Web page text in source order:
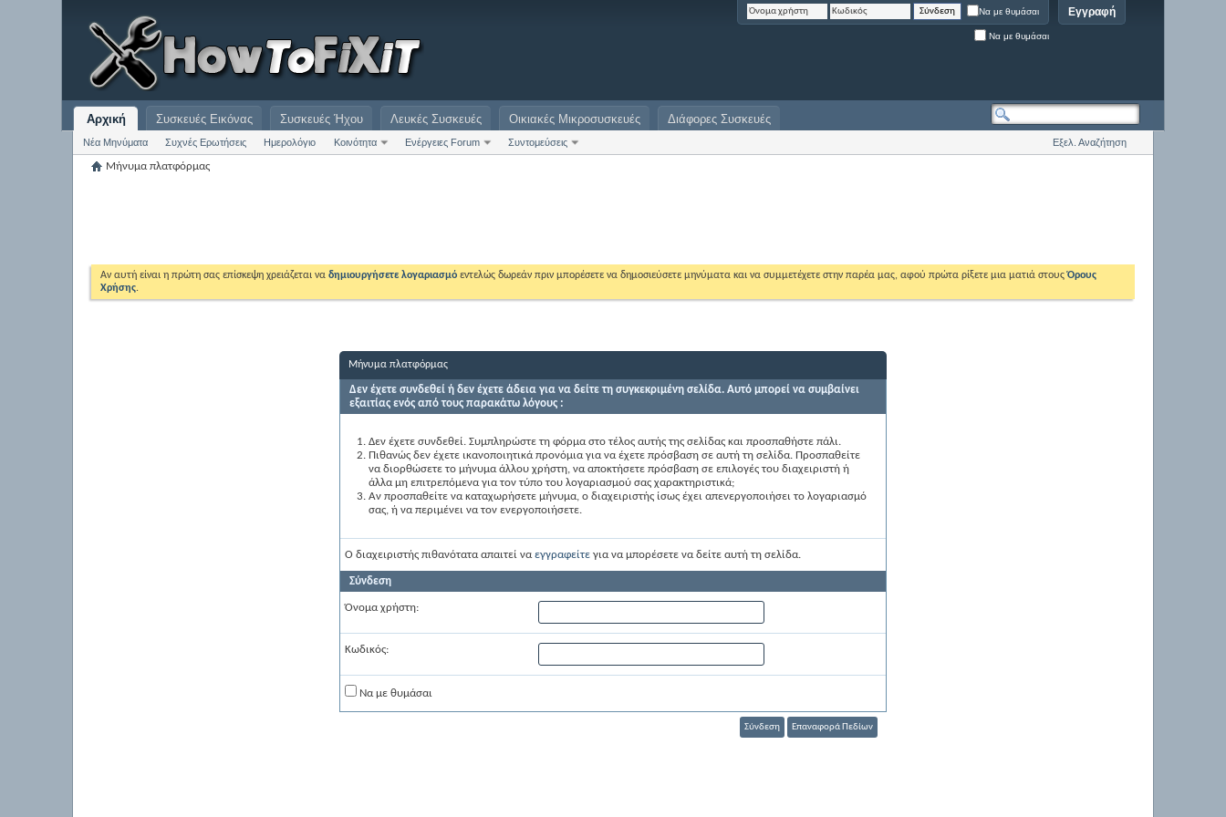
Εγγραφή
Να με θυμάσαι
Να με θυμάσαι
Αρχική
Νέα Μηνύματα Συχνές Ερωτήσεις Ημερολόγιο Κοινότητα Ενέργειες Forum Συντομεύσεις
Συσκευές Εικόνας Συσκευές Ήχου Λευκές Συσκευές Οικιακές Μικροσυσκευές Διάφορες Συσκευές
Εξελ. Αναζήτηση
Μήνυμα πλατφόρμας
Αν αυτή είναι η πρώτη σας επίσκεψη χρειάζεται ναδημιουργήσετε λογαριασμό εντελώς δωρεάν πριν μπορέσετε να δημοσιεύσετε μηνύματα και να συμμετέχετε στην παρέα μας, αφού πρώτα ρίξετε μια ματιά στουςΌρους
Χρήσης.
Μήνυμα πλατφόρμας
Δεν έχετε συνδεθεί ή δεν έχετε άδεια για να δείτε τη συγκεκριμένη σελίδα. Αυτό μπορεί να συμβαίνει
εξαιτίας ενός από τους παρακάτω λόγους :
Δεν έχετε συνδεθεί. Συμπληρώστε τη φόρμα στο τέλος αυτής της σελίδας και προσπαθήστε πάλι.
Πιθανώς δεν έχετε ικανοποιητικά προνόμια για να έχετε πρόσβαση σε αυτή τη σελίδα. Προσπαθείτε
να διορθώσετε το μήνυμα άλλου χρήστη, να αποκτήσετε πρόσβαση σε επιλογές του διαχειριστή ή
άλλα μη επιτρεπόμενα για τον τύπο του λογαριασμού σας χαρακτηριστικά;
Αν προσπαθείτε να καταχωρήσετε μήνυμα, ο διαχειριστής ίσως έχει απενεργοποιήσει το λογαριασμό
σας, ή να περιμένει να τον ενεργοποιήσετε.
Ο διαχειριστής πιθανότατα απαιτεί ναεγγραφείτε για να μπορέσετε να δείτε αυτή τη σελίδα.
Σύνδεση
Όνομα χρήστη:
Κωδικός:
Να με θυμάσαι